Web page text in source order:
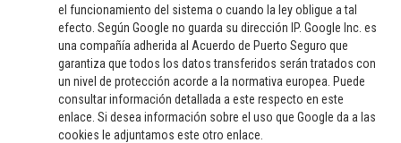
el funcionamiento del sistema o cuando la ley obligue a tal
efecto. Según Google no guarda su dirección IP. Google Inc. es
una compañía adherida al Acuerdo de Puerto Seguro que
garantiza que todos los datos transferidos serán tratados con
un nivel de protección acorde a la normativa europea. Puede
consultar información detallada a este respecto en este
enlace. Si desea información sobre el uso que Google da a las
cookies le adjuntamos este otro enlace.